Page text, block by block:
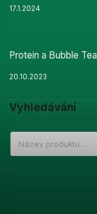
17.1.2024
Protein a Bubble Tea
20.10.2023
Vyhledávání